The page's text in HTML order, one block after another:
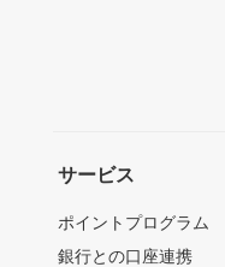
サービス
ポイントプログラム
銀行との口座連携